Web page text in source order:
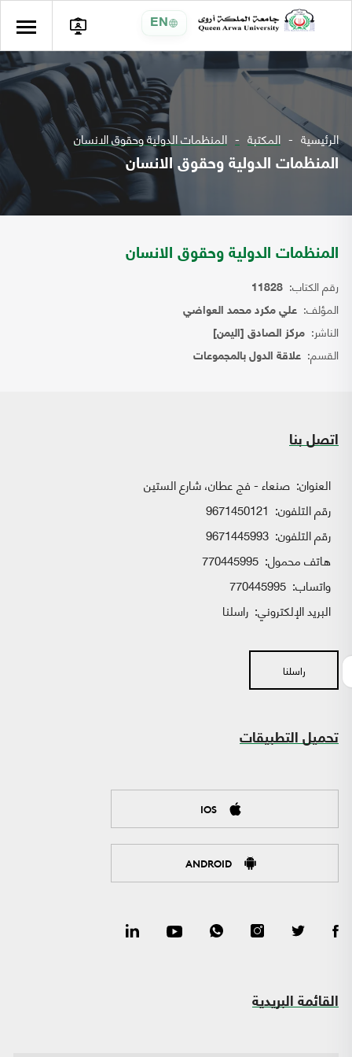
EN
الرئيسية المكتبة المنظمات الدولية وحقوق الانسان
المنظمات الدولية وحقوق الانسان
المنظمات الدولية وحقوق الانسان
رقم الكتاب: 11828
المؤلف: علي مكرد محمد العواضي
الناشر: مركز الصادق [اليمن]
القسم: علاقة الدول بالمجموعات
اتصل بنا
العنوان: صنعاء - فج عطان، شارع الستين
رقم التلفون: 9671450121
رقم التلفون: 9671445993
هاتف محمول: 770445995
واتساب:
البريد الإلكتروني: راسلنا
راسلنا
تحميل التطبيقات
IOS
ANDROID
القائمة البريدية